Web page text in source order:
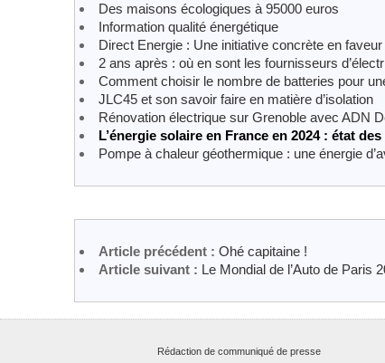
Des maisons écologiques à 95000 euros
Information qualité énergétique
Direct Energie : Une initiative concrète en faveur
2 ans après : où en sont les fournisseurs
Comment choisir le nombre de batteries pour
JLC45 et son savoir faire en matière d’isolation
Rénovation électrique sur Grenoble avec ADN
L’énergie solaire en France en 2024 : état
Pompe à chaleur géothermique : une énergie
Article précédent : Ohé capitaine !
Article suivant : Le Mondial de l’Auto de Paris
Rédaction de communiqué de presse